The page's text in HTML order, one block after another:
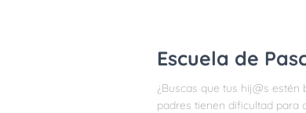
Escuela de
¿Buscas que tus hij@s
padres tienen dificultad para